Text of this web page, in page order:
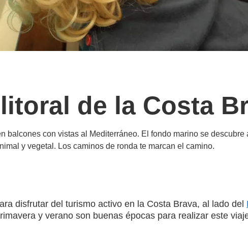
de la Costa
balcones con vistas al Mediterráneo. El fondo marino se descubre
y vegetal. Los caminos de ronda te marcan el camino.
disfrutar del turismo activo en la Costa Brava, al lado del
y verano son buenas épocas para realizar este